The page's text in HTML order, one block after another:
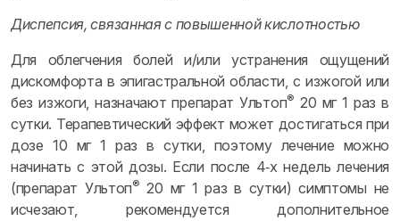
Диспепсия, связанная с повышенной кислотностью
Для облегчения болей и/или устранения ощущений
дискомфорта в эпигастральной области, с изжогой или
без изжоги, назначают препарат Ультоп® 20 мг 1 раз в
сутки. Терапевтический эффект может достигаться при
дозе 10 мг 1 раз в сутки, поэтому лечение можно
начинать с этой дозы. Если после 4‑х недель лечения
(препарат Ультоп® 20 мг 1 раз в сутки) симптомы не
исчезают, рекомендуется дополнительное